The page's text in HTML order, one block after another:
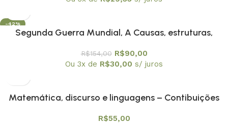
-42%
Segunda Guerra Mundial, A Causas, estruturas,
R$154,00 R$90,00
Ou 3x de R$30,00 s/ juros
Matemática, discurso e linguagens – Contibuições
R$55,00